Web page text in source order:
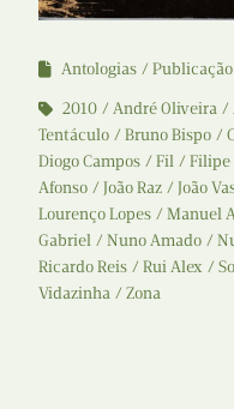
Antologias
2010
André Oliveira
Tentáculo
Bruno Bispo
Diogo Campos
Fil Filipe
Afonso
João Raz João
Lourenço Lopes
Manuel
Gabriel
Nuno Amado
Ricardo Reis
Rui Alex
Vidazinha
Zona